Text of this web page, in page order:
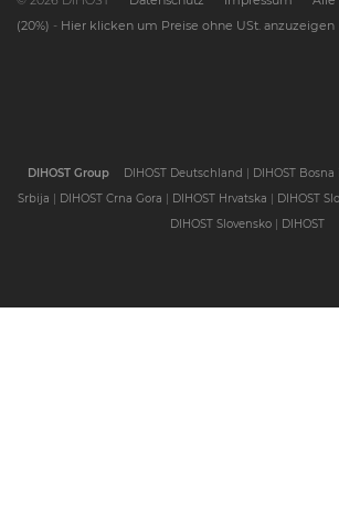
(20%) - Hier klicken um Preise ohne USt. anzuzeigen
DIHOST Group DIHOST Deutschland DIHOST
Srbija
DIHOST Crna Gora DIHOST Hrvatska DIHOST
DIHOST Slovensko
DIHOST